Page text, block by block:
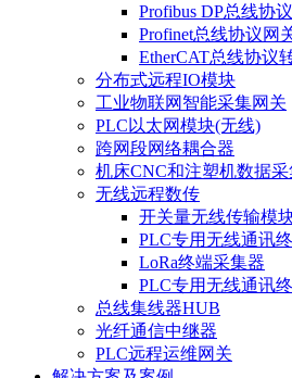
Profibus DP总线协
Profinet总线协议网
EtherCAT总线协议
分布式远程IO模块
工业物联网智能采集网关
PLC以太网模块(无线)
跨网段网络耦合器
机床CNC和注塑机数据采
无线远程数传
开关量无线传输模
PLC专用无线通讯
LoRa终端采集器
PLC专用无线通讯
总线集线器HUB
光纤通信中继器
PLC远程运维网关